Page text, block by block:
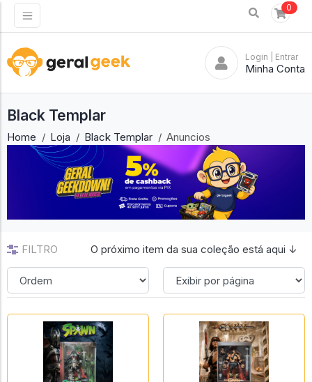
0
Login | Entrar
Minha Conta
Black Templar
Home Loja Black Templar Anuncios
FILTRO O próximo item da sua coleção está aqui ↓